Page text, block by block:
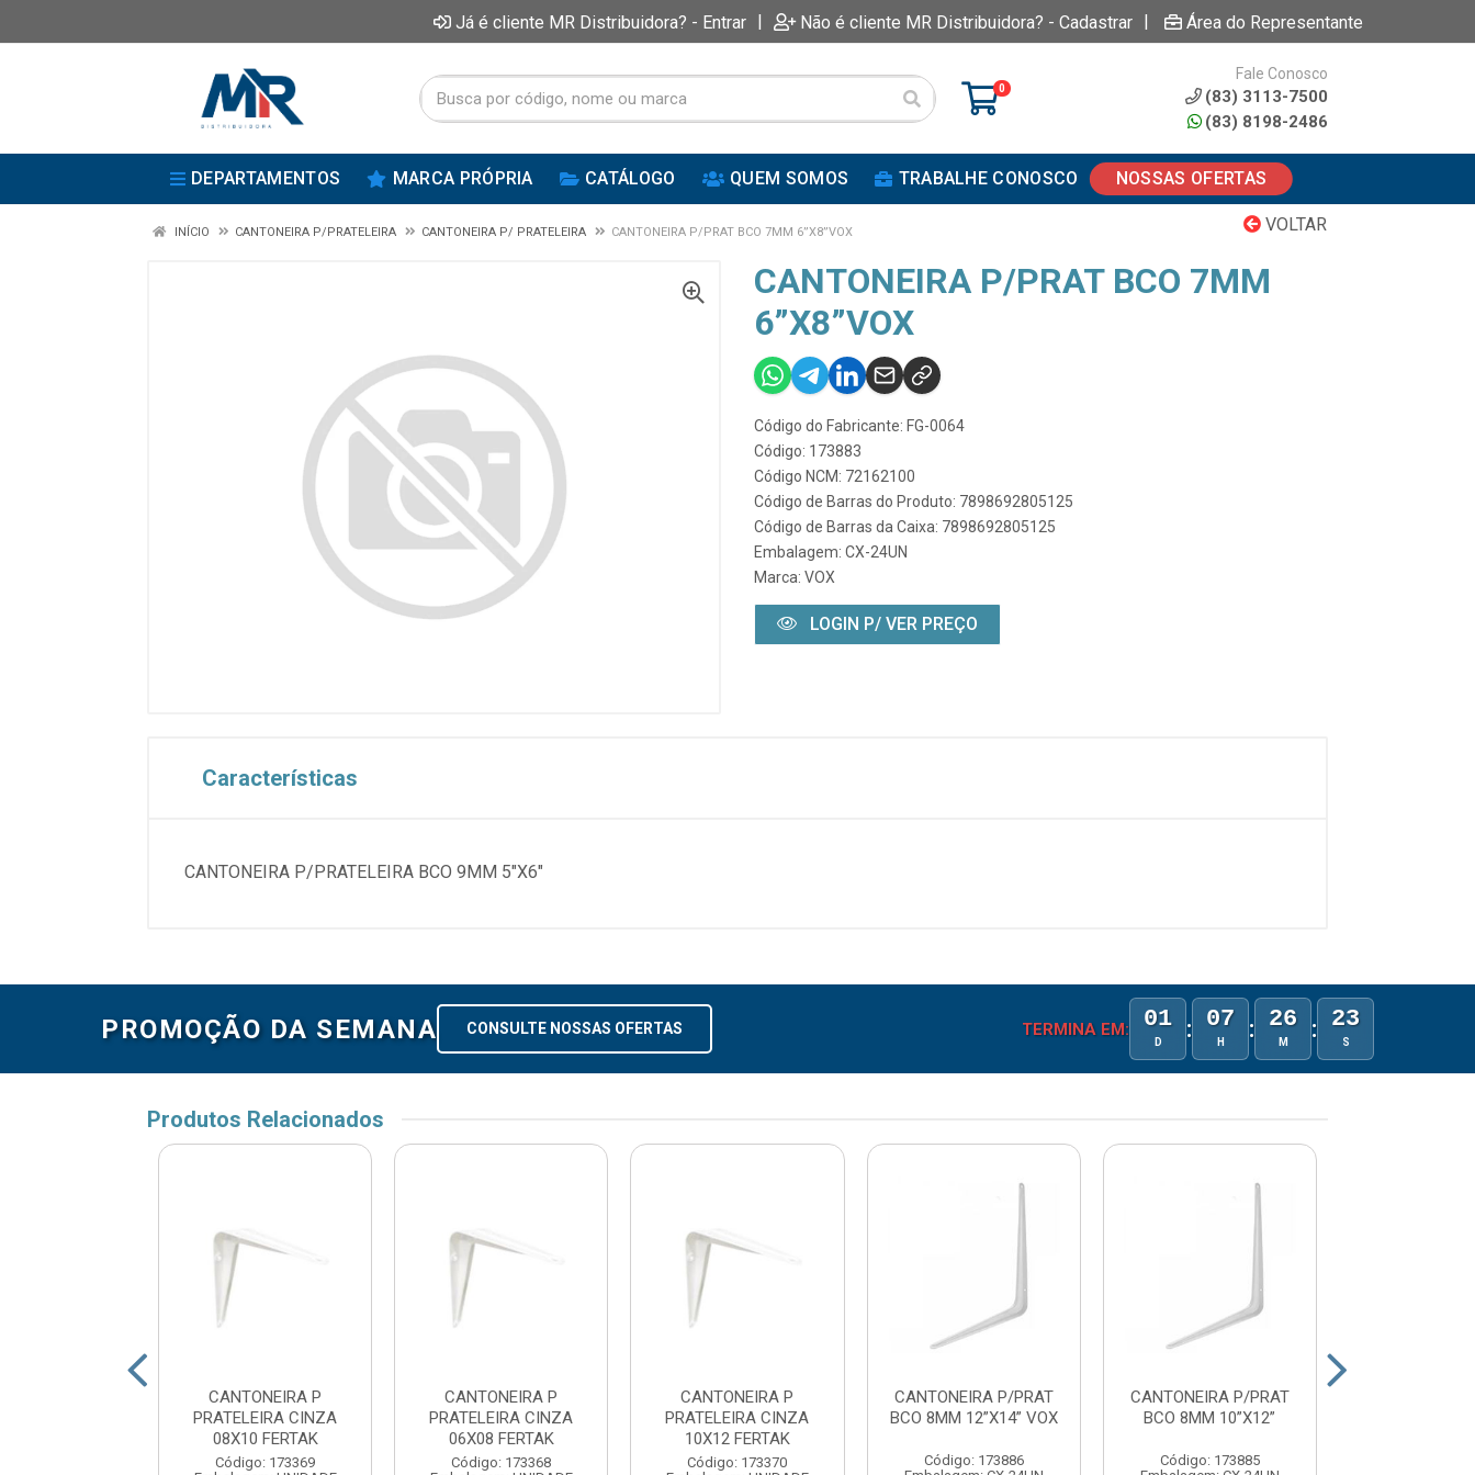
Já é cliente MR Distribuidora? - Entrar | Não é cliente MR Distribuidora? - Cadastrar | Área do Representante
0
Fale Conosco
(83) 3113-7500
(83) 8198-2486
DEPARTAMENTOS MARCA PRÓPRIA CATÁLOGO QUEM SOMOS TRABALHE CONOSCO NOSSAS OFERTAS
VOLTAR
INÍCIO CANTONEIRA P/PRATELEIRA CANTONEIRA P/ PRATELEIRA CANTONEIRA P/PRAT BCO 7MM 6”X8”VOX
CANTONEIRA P/PRAT BCO 7MM
6”X8”VOX
Código do Fabricante: FG-0064
Código: 173883
Código NCM: 72162100
Código de Barras do Produto: 7898692805125
Código de Barras da Caixa: 7898692805125
Embalagem: CX-24UN
Marca: VOX
LOGIN P/ VER PREÇO
Características
CANTONEIRA P/PRATELEIRA BCO 9MM 5"X6"
PROMOÇÃO DA SEMANA CONSULTE NOSSAS OFERTAS TERMINA EM: 01
D : 07
H : 26
M : 23
S
Produtos Relacionados
CANTONEIRA P
PRATELEIRA CINZA
08X10 FERTAK
Código: 173369
CANTONEIRA P
PRATELEIRA CINZA
06X08 FERTAK
Código: 173368
CANTONEIRA P
PRATELEIRA CINZA
10X12 FERTAK
Código: 173370
CANTONEIRA P/PRAT
BCO 8MM 12”X14” VOX
Código: 173886
CANTONEIRA P/PRAT
BCO 8MM 10”X12”
Código: 173885